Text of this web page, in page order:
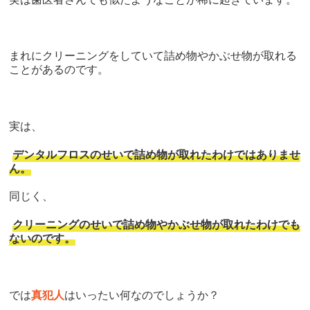
まれにクリーニングをしていて詰め物やかぶせ物が取れる
ことがあるのです。
実は、
デンタルフロスのせいで詰め物が取れたわけではありませ
ん。
同じく、
クリーニングのせいで詰め物やかぶせ物が取れたわけでも
ないのです。
では真犯人はいったい何なのでしょうか？